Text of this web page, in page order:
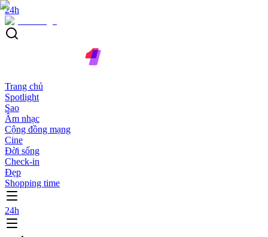
24h
Trang chủ
Spotlight
Sao
Âm nhạc
Cộng đồng mạng
Cine
Đời sống
Check-in
Đẹp
Shopping time
24h